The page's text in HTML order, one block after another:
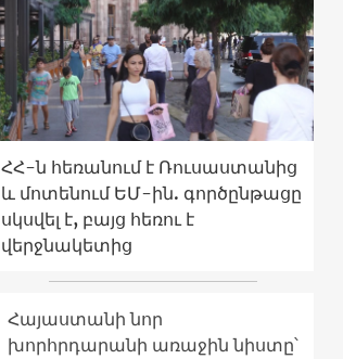
ՀՀ-ն հեռանում է Ռուսաստանից
և մոտենում ԵՄ-ին. գործընթացը
սկսվել է, բայց հեռու է
վերջնակետից
Հայաստանի նոր
խորհրդարանի առաջին նիստը՝